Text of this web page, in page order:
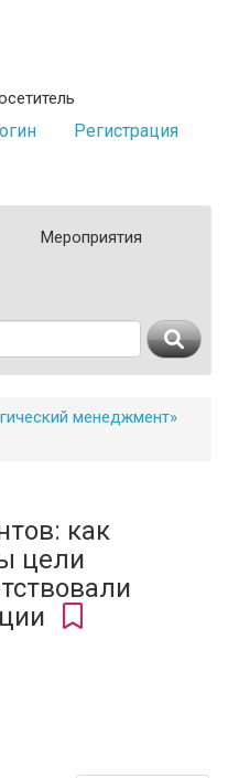
Регистрация
Мероприятия
менеджмент»
как
цели